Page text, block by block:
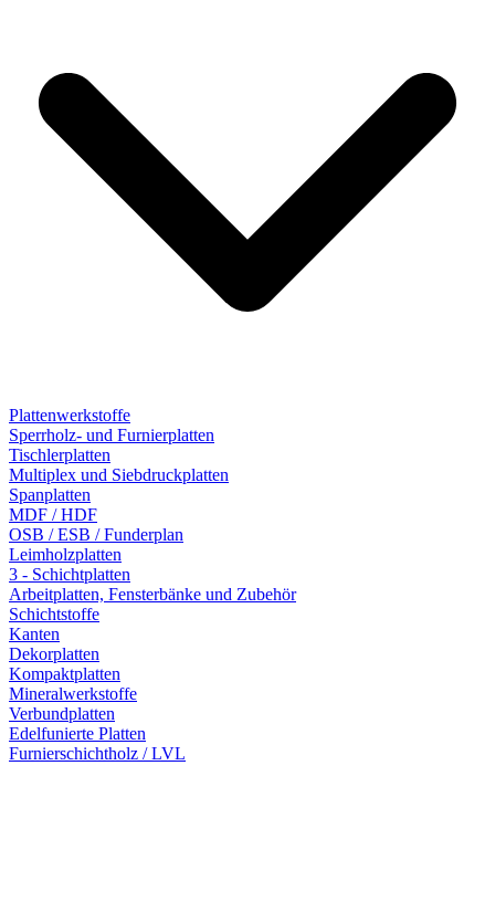
Plattenwerkstoffe
Sperrholz- und Furnierplatten
Tischlerplatten
Multiplex und Siebdruckplatten
Spanplatten
MDF / HDF
OSB / ESB / Funderplan
Leimholzplatten
3 - Schichtplatten
Arbeitplatten, Fensterbänke und Zubehör
Schichtstoffe
Kanten
Dekorplatten
Kompaktplatten
Mineralwerkstoffe
Verbundplatten
Edelfunierte Platten
Furnierschichtholz / LVL